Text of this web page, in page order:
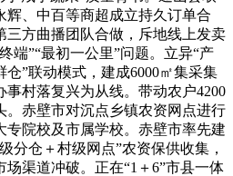
辉、中百等商超成立持久订单合
三方曲播团队合做，斥地线上发卖
端”“最初一公里”问题。立异“产
”联动模式，建成6000㎡集采集
村落复兴为从线。带动农户4200
。赤壁市对沉点乡镇农资网点进行
专院校及市属学校。赤壁市率先建
分仓＋村级网点”农资保供收集，
场渠道冲破。正在“1＋6”市县一体